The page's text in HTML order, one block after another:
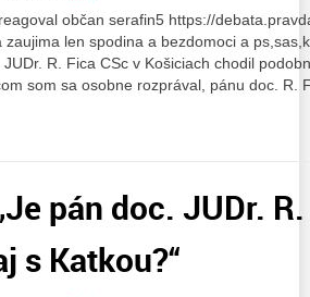
občan serafin5 https://
len spodina a bezdomoci a
R. Fica CSc v Košiciach chodil
som sa osobne rozprával, pánu doc. R.
pán doc. JUDr.
s Katkou?“